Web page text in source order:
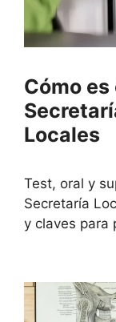
Cómo
Locales
Test, oral y
Secretaría
y claves para